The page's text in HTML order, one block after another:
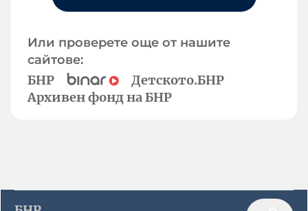
Или проверете още от нашите
сайтове:
БНР
Детското.БНР
Архивен фонд на БНР